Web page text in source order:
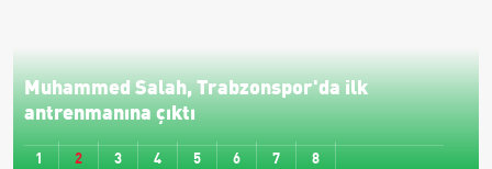
Muhammed Salah, Trabzonspor'da ilk
antrenmanına çıktı
1 2 3 4 5 6 7 8